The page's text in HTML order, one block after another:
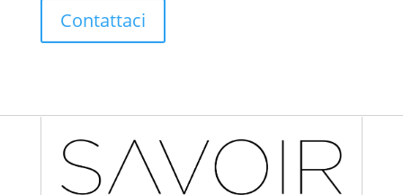
Contattaci